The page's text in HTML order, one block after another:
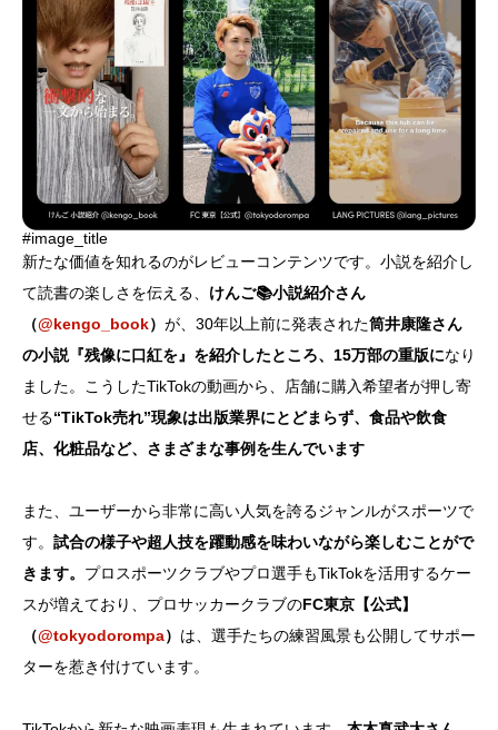
#image_title
新たな価値を知れるのがレビューコンテンツです。小説を紹介し
て読書の楽しさを伝える、 けんご📚小説紹介さん
（@kengo_book） が、30年以上前に発表された筒井康隆さん
の小説『残像に口紅を』を紹介したところ、15万部の重版になり
ました。こうしたTikTokの動画から、店舗に購入希望者が押し寄
せる“TikTok売れ”現象は出版業界にとどまらず、食品や飲食
店、化粧品など、さまざまな事例を生んでいます
また、ユーザーから非常に高い人気を誇るジャンルがスポーツで
す。 試合の様子や超人技を躍動感を味わいながら楽しむことがで
きます。 プロスポーツクラブやプロ選手もTikTokを活用するケー
スが増えており、プロサッカークラブのFC東京【公式】
（@tokyodorompa） は、選手たちの練習風景も公開してサポー
ターを惹き付けています。